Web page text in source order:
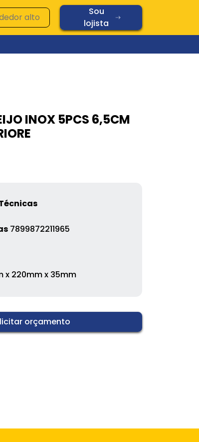
Ver todos os produtos
Diamond
Oplaine
Sou
lojista
INOX 5PCS 6,5CM
7899872211965
x 220mm x 35mm
orçamento